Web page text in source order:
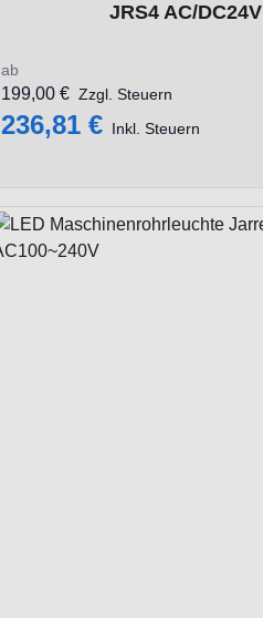
JRS4 AC/DC24V
ab
236,81 € Inkl. Steuern
199,00 € Zzgl. Steuern